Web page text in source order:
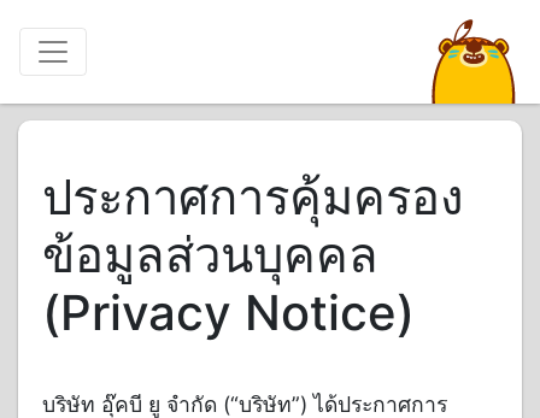
ประกาศการคุ้มครอง
ข้อมูลส่วนบุคคล
(Privacy Notice)
บริษัท อุ๊คบี ยู จำกัด (“บริษัท”) ได้ประกาศการ